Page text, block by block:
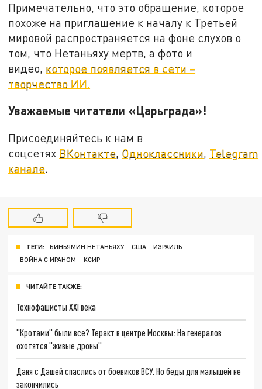
Примечательно, что это обращение, которое
похоже на приглашение к началу к Третьей
мировой распространяется на фоне слухов о
том, что Нетаньяху мертв, а фото и
видео, которое появляется в сети –
творчество ИИ.
Уважаемые читатели «Царьграда»!
Присоединяйтесь к нам в
соцсетях ВКонтакте, Одноклассники, Telegram
канале.
ТЕГИ: БИНЬЯМИН НЕТАНЬЯХУ США
ИЗРАИЛЬ
ВОЙНА С ИРАНОМ
КСИР
ЧИТАЙТЕ ТАКЖЕ:
Технофашисты XXI века
"Кротами" были все? Теракт в центре Москвы: На генералов
охотятся "живые дроны"
Даня с Дашей спаслись от боевиков ВСУ. Но беды для малышей не
закончились